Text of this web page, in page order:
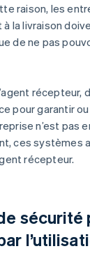
raison, les
la livraison
de ne pas
récepteur,
pour garantir
n’est pas
ces systèmes
récepteur.
sécurité